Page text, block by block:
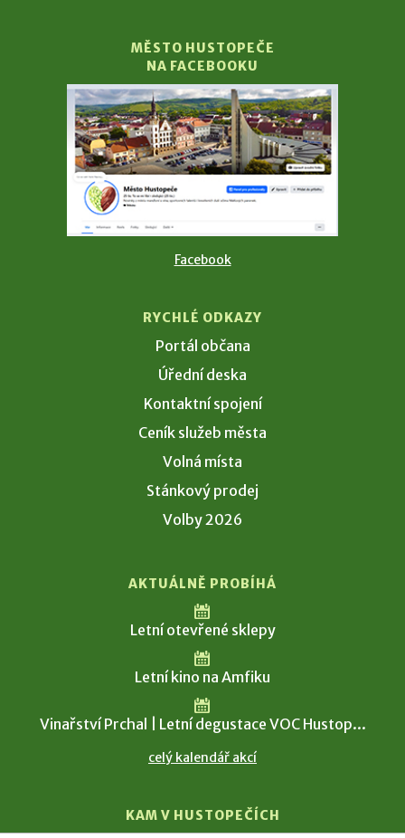
MĚSTO HUSTOPEČE
NA FACEBOOKU
Facebook
RYCHLÉ ODKAZY
Portál občana
Úřední deska
Kontaktní spojení
Ceník služeb města
Volná místa
Stánkový prodej
Volby 2026
AKTUÁLNĚ PROBÍHÁ
Letní otevřené sklepy
Letní kino na Amfiku
Vinařství Prchal | Letní degustace VOC Hustop...
celý kalendář akcí
KAM V HUSTOPEČÍCH